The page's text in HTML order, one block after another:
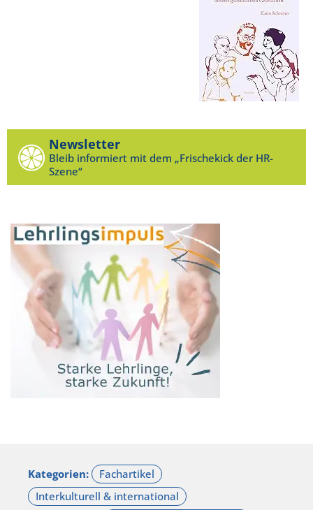
Newsletter
Bleib informiert mit dem „Frischekick der HR-
Szene“
Kategorien: